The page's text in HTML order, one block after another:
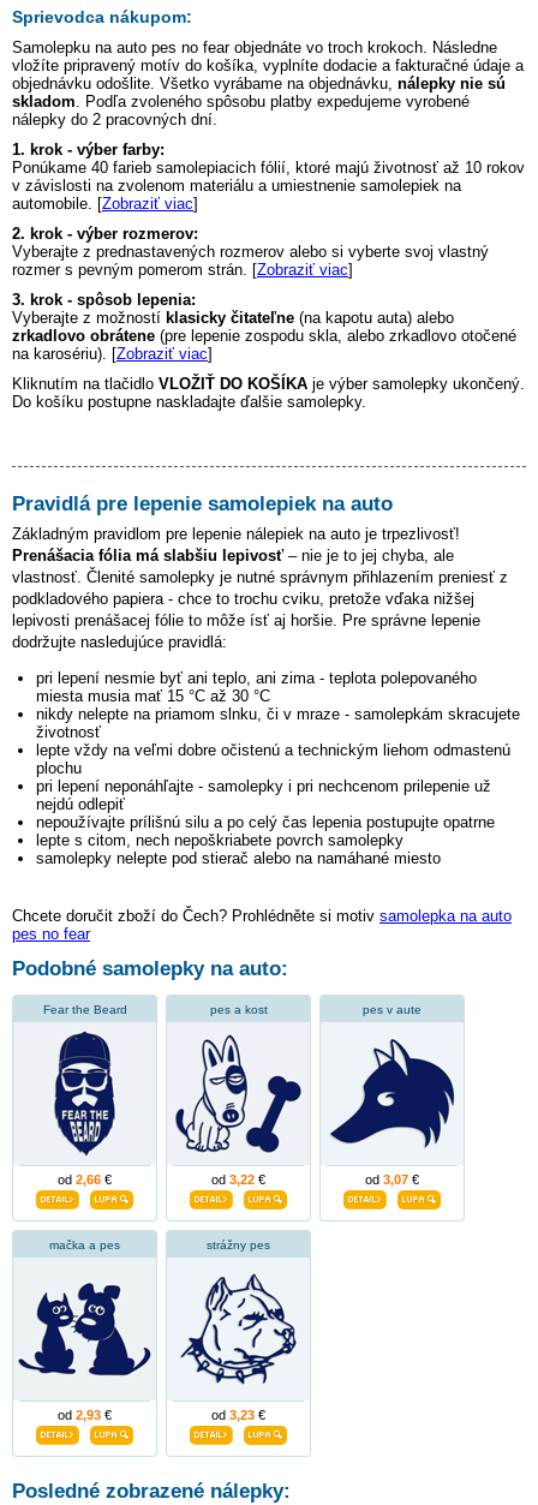
Sprievodca nákupom:
Samolepku na auto pes no fearobjednáte vo troch krokoch. Následne
vložíte pripravený motív do košíka, vyplníte dodacie a fakturačné údaje a
objednávku odošlite. Všetko vyrábame na objednávku, nálepky nie sú
skladom. Podľa zvoleného spôsobu platby expedujeme vyrobené
nálepky do 2 pracovných dní.
1. krok - výber farby:
Ponúkame 40 farieb samolepiacich fólií, ktoré majú životnosť až 10 rokov
v závislosti na zvolenom materiálu a umiestnenie samolepiek na
automobile. [Zobraziť viac]
2. krok - výber rozmerov:
Vyberajte z prednastavených rozmerov alebo si vyberte svoj vlastný
rozmer s pevným pomerom strán. [Zobraziť viac]
3. krok - spôsob lepenia:
Vyberajte z možností klasicky čitateľne (na kapotu auta) alebo
zrkadlovo obrátene (pre lepenie zospodu skla, alebo zrkadlovo otočené
na karosériu). [Zobraziť viac]
Kliknutím na tlačidlo VLOŽIŤ DO KOŠÍKA je výber samolepky ukončený.
Do košíku postupne naskladajte ďalšie samolepky.
Pravidlá pre lepenie samolepiek na auto
Základným pravidlom pre lepenie nálepiek na auto je trpezlivosť!
Prenášacia fólia má slabšiu lepivosť– nie je to jej chyba, ale
vlastnosť. Členité samolepky je nutné správnym přihlazením preniesť z
podkladového papiera - chce to trochu cviku, pretože vďaka nižšej
lepivosti prenášacej fólie to môže ísť aj horšie. Pre správne lepenie
dodržujte nasledujúce pravidlá:
pri lepení nesmie byť ani teplo, ani zima - teplota polepovaného
miesta musia mať 15 °C až 30 °C
nikdy nelepte na priamom slnku, či v mraze - samolepkám skracujete
životnosť
lepte vždy na veľmi dobre očistenú a technickým liehom odmastenú
plochu
pri lepení neponáhľajte - samolepky i pri nechcenom prilepenie už
nejdú odlepiť
nepoužívajte prílišnú silu a po celý čas lepenia postupujte opatrne
lepte s citom, nech nepoškriabete povrch samolepky
samolepky nelepte pod stierač alebo na namáhané miesto
Chcete doručit zboží do Čech? Prohlédněte si motiv samolepka na auto
pes no fear
Podobné samolepky na auto:
Fear the Beard
od 2,66 €
pes a kost
od 3,22 €
pes v aute
od 3,07 €
mačka a pes
od 2,93 €
strážny pes
od 3,23 €
Posledné zobrazené nálepky: